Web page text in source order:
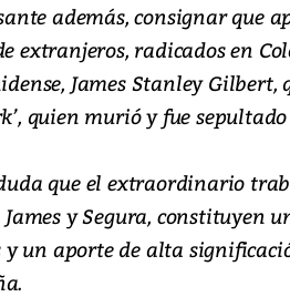
además, consignar que
extranjeros, radicados en
James Stanley Gilbert,
quien murió y fue
que el extraordinario
y Segura, constituyen
y un aporte de alta